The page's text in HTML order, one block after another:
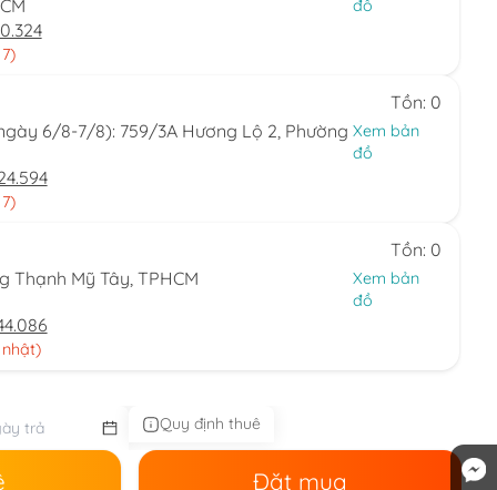
đồ
Tồn: 0
6/8-7/8): 759/3A Hương Lộ 2, Phường Xem bản
đồ
Tồn: 0
Thạnh Mỹ Tây, TPHCM
Xem bản
đồ
Quy định thuê
Đặt mua